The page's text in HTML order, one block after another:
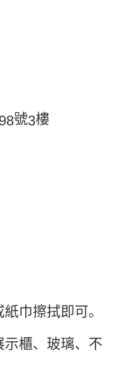
號3樓
巾擦拭即可。
櫃、玻璃、不